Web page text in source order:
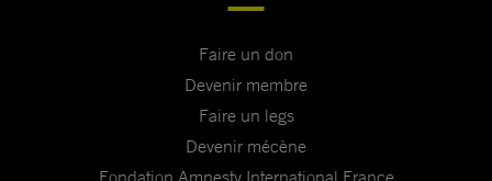
Faire un don
Devenir membre
Faire un legs
Devenir mécène
Fondation Amnesty International France